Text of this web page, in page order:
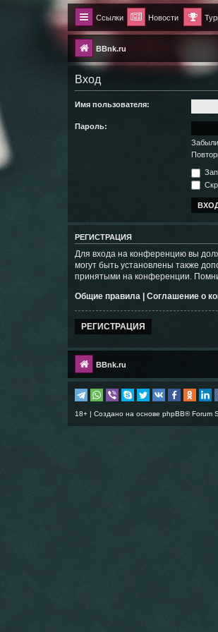
Ссылки Новости
BBnk.ru
Вход
Имя пользователя:
Пароль:
РЕГИСТРАЦИЯ
Для входа на конференцию вы
могут быть установлены также
принятыми на конференции.
Общие правила | Соглашение о
РЕГИСТРАЦИЯ
BBnk.ru
18+ | Создано на основе phpBB® Forum